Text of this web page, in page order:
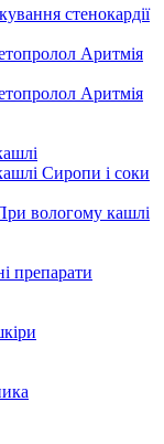
стенокардії
Аритмія
Аритмія
Сиропи і соки
вологому кашлі
препарати